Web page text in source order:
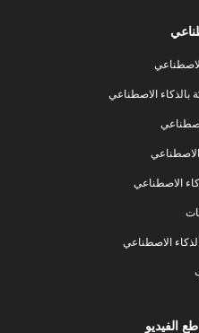
بالذكاء الاصطناعي
الاصطناعي
الاصطناعي
الفيديو